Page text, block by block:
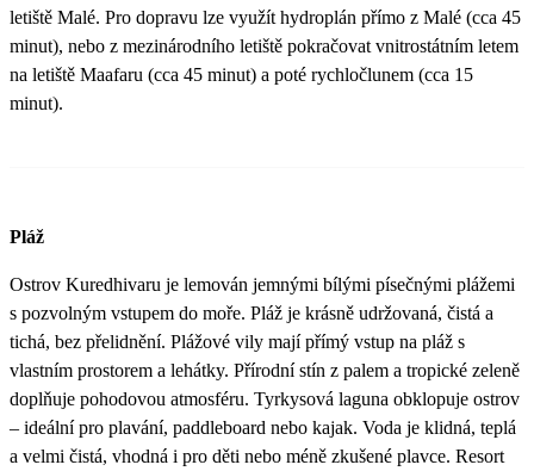
letiště Malé. Pro dopravu lze využít hydroplán přímo z Malé (cca 45
minut), nebo z mezinárodního letiště pokračovat vnitrostátním letem
na letiště Maafaru (cca 45 minut) a poté rychločlunem (cca 15
minut).
Pláž
Ostrov Kuredhivaru je lemován jemnými bílými písečnými plážemi
s pozvolným vstupem do moře. Pláž je krásně udržovaná, čistá a
tichá, bez přelidnění. Plážové vily mají přímý vstup na pláž s
vlastním prostorem a lehátky. Přírodní stín z palem a tropické zeleně
doplňuje pohodovou atmosféru. Tyrkysová laguna obklopuje ostrov
– ideální pro plavání, paddleboard nebo kajak. Voda je klidná, teplá
a velmi čistá, vhodná i pro děti nebo méně zkušené plavce. Resort